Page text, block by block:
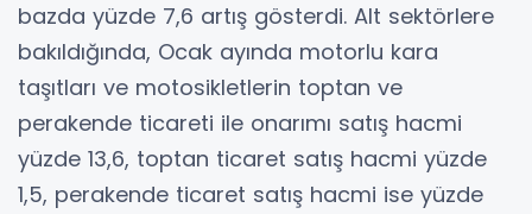
bazda yüzde 7,6 artış gösterdi. Alt sektörlere
bakıldığında, Ocak ayında motorlu kara
taşıtları ve motosikletlerin toptan ve
perakende ticareti ile onarımı satış hacmi
yüzde 13,6, toptan ticaret satış hacmi yüzde
1,5, perakende ticaret satış hacmi ise yüzde